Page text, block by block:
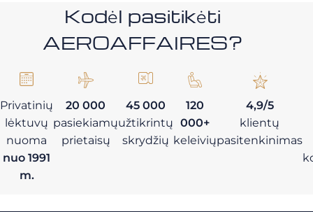
Kodėl pasitikėti
AEROAFFAIRES?
Privatinių
lėktuvų
nuoma
nuo 1991
m.
20 000
pasiekiamų
prietaisų
45 000
užtikrintų
skrydžių
120
000+
keleivių
4,9/5
klientų
pasitenkinimas